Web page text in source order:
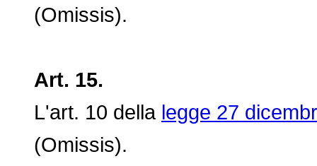
(Omissis).
Art. 15.
L'art. 10 della legge 27
(Omissis).